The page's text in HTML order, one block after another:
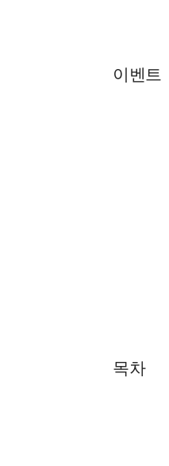
이벤트
목차